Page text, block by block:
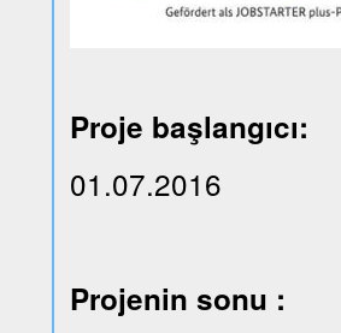
Proje başlangıcı:
01.07.2016
Projenin sonu :